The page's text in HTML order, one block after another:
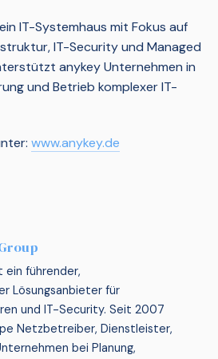
IT-Systemhaus mit Fokus auf
IT-Security und Managed
anykey Unternehmen in
und Betrieb komplexer IT-
www.anykey.de
ein führender,
Lösungsanbieter für
und IT-Security. Seit 2007
Netzbetreiber, Dienstleister,
bei Planung,